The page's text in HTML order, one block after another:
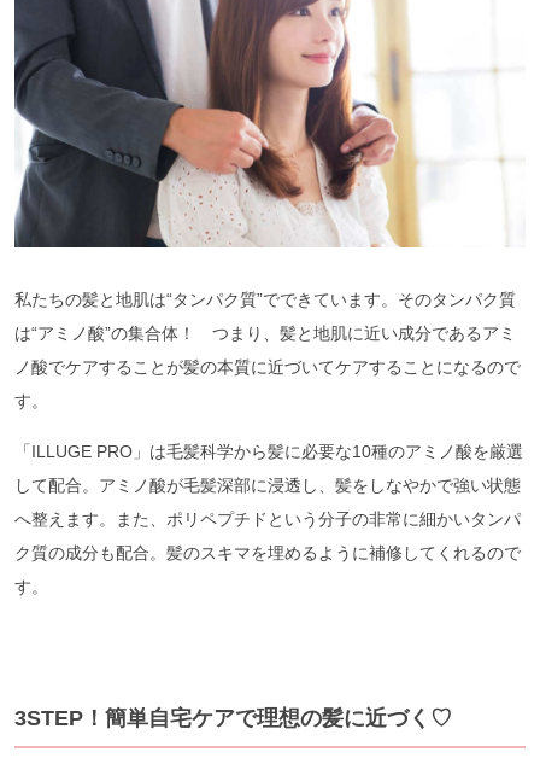
私たちの髪と地肌は“タンパク質”でできています。そのタンパク質
は“アミノ酸”の集合体！ つまり、髪と地肌に近い成分であるアミ
ノ酸でケアすることが髪の本質に近づいてケアすることになるので
す。
「ILLUGE PRO」は毛髪科学から髪に必要な10種のアミノ酸を厳選
して配合。アミノ酸が毛髪深部に浸透し、髪をしなやかで強い状態
へ整えます。また、ポリペプチドという分子の非常に細かいタンパ
ク質の成分も配合。髪のスキマを埋めるように補修してくれるので
す。
3STEP！簡単自宅ケアで理想の髪に近づく♡